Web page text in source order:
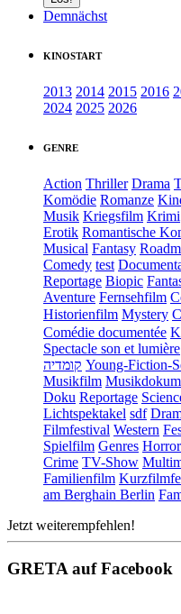
Demnächst
KINOSTART
2013 2014 2015 2016
2024 2025 2026
GENRE
Action Thriller Drama
Komödie Romanze
Musik Kriegsfilm Krimi
Erotik Romantische
Musical Fantasy
Comedy test
Reportage Biopic
Aventure Fernsehfilm
Historienfilm Mystery
Comédie documentée
Spectacle son et lumière
קומדיה Young-Fiction-
Musikfilm
Doku Reportage
Lichtspektakel sdf
Filmfestival Western
Spielfilm Genres
Crime TV-Show
Familienfilm
am Berghain Berlin
Jetzt weiterempfehlen!
GRETA auf Facebook